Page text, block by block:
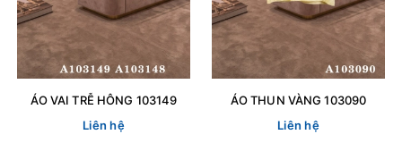
ÁO VAI TRỄ HÔNG 103149
Liên hệ
ÁO THUN VÀNG 103090
Liên hệ